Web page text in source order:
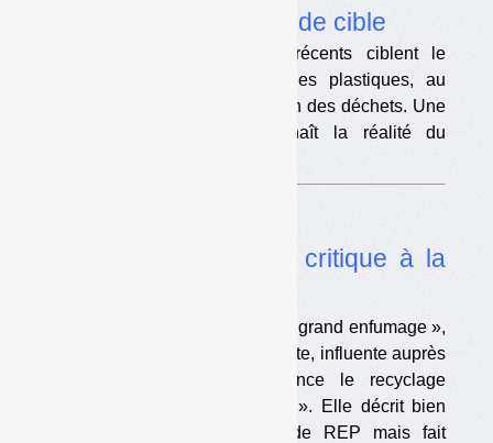
combat qui se trompe de cible
Plusieurs articles ou livres récents ciblent le
recyclage, notamment celui des plastiques, au
motif qu’il nuirait à la prévention des déchets. Une
critique absurde qui méconnaît la réalité du
Quand Zero Waste critique à la
Dans son livre « Recyclage : le grand enfumage »,
la directrice de l’ONG Zero Waste, influente auprès
de certains politiques, dénonce le recyclage
comme « alibi du tout jetable ». Elle décrit bien
certains travers des filières de REP mais fait